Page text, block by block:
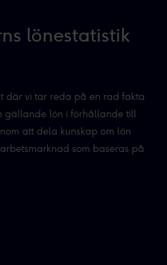
lönestatistik
där vi tar reda på en rad fakta
gällande lön i förhållande till
att dela kunskap om lön
som baseras på